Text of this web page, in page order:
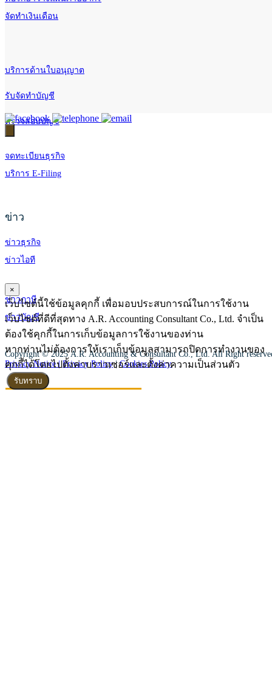
จัดทำเงินเดือน
บริการด้านใบอนุญาต
รับจัดทำบัญชี
ตรวจสอบบัญชี
จดทะเบียนธุรกิจ
บริการ E-Filing
ข่าว
ข่าวธุรกิจ
ข่าวไอที
ข่าวภาษี
ข่าวบัญชี
Copyright © 2025 A.R. Accounting & Consultant Co., Ltd. All Right
Privacy Notice | Privacy Policy|Cookies Policy
×
เว็บไซต์นี้ใช้ข้อมูลคุกกี้ เพื่อมอบประสบการณ์ในการใช้งาน
เว็บไซต์ที่ดีที่สุดทาง A.R. Accounting Consultant Co., Ltd. จำเป็น
ต้องใช้คุกกี้ในการเก็บข้อมูลการใช้งานของท่าน
หากท่านไม่ต้องการให้เราเก็บข้อมูลสามารถปิดการทำงานของ
คุกกี้ได้โดยไปตั้งค่าบราวเซอร์และตั้งค่าความเป็นส่วนตัว
รับทราบ